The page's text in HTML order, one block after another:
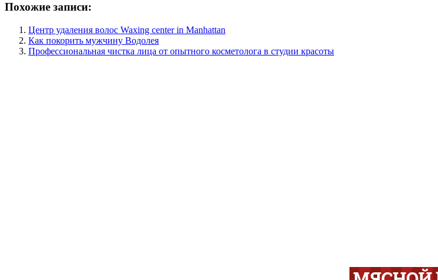
Похожие записи:
Центр удаления волос Waxing center in Manhattan
Как покорить мужчину Водолея
Профессиональная чистка лица от опытного косметолога в студии красоты